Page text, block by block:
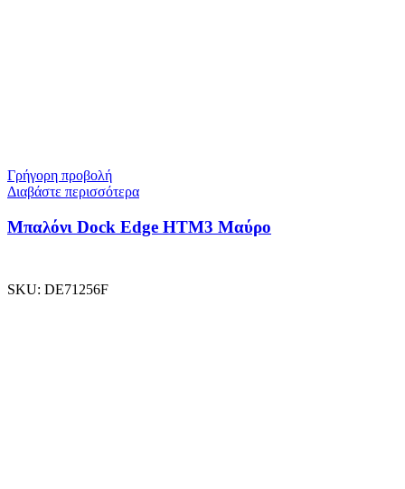
Γρήγορη προβολή
Διαβάστε περισσότερα
Μπαλόνι Dock Edge ΗΤΜ3 Μαύρο
SKU: DE71256F